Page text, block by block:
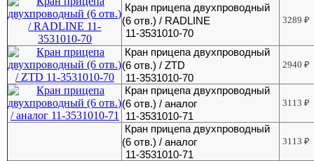
Кран прицепа двухпроводный
(6 отв.) / RADLINE
11-3531010-70
3289₽
Кран прицепа двухпроводный
(6 отв.) / ZTD
11-3531010-70
2940₽
Кран прицепа двухпроводный
(6 отв.) / аналог
11-3531010-71
3113₽
Кран прицепа двухпроводный
(6 отв.) / аналог
11-3531010-71
3113₽